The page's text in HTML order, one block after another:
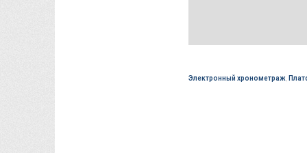
Электронный хронометраж,